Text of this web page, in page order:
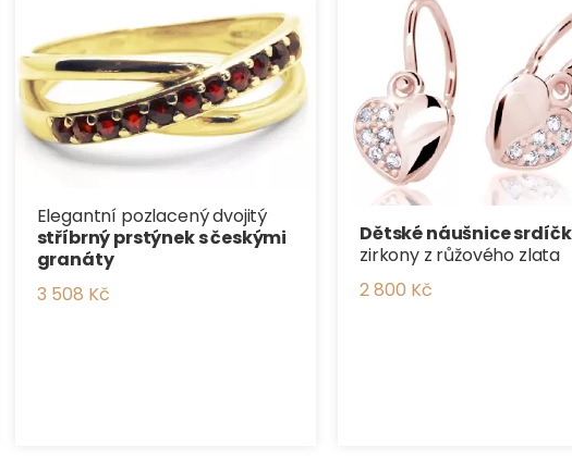
Elegantní pozlacený dvojitý
stříbrný prstýnek s českými
granáty
3 508 Kč
Dětské náušnice
zirkony z růžového zlata
2 800 Kč